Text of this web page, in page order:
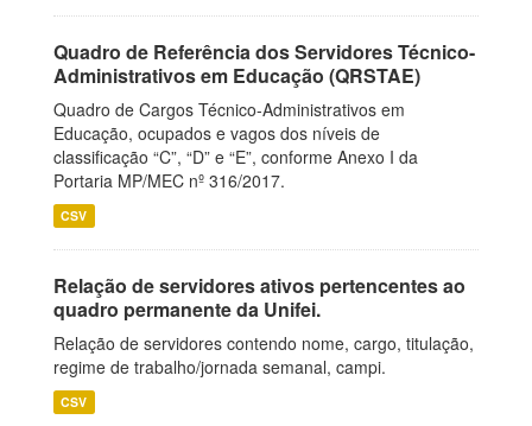
Quadro de Referência dos Servidores Técnico-
Administrativos em Educação (QRSTAE)
Quadro de Cargos Técnico-Administrativos em
Educação, ocupados e vagos dos níveis de
classificação “C”, “D” e “E”, conforme Anexo I da
Portaria MP/MEC nº 316/2017.
CSV
Relação de servidores ativos pertencentes ao
quadro permanente da Unifei.
Relação de servidores contendo nome, cargo, titulação,
regime de trabalho/jornada semanal, campi.
CSV